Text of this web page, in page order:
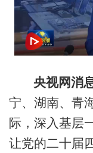
央视网消
宁、湖南、青
际，深入基层
让党的二十届